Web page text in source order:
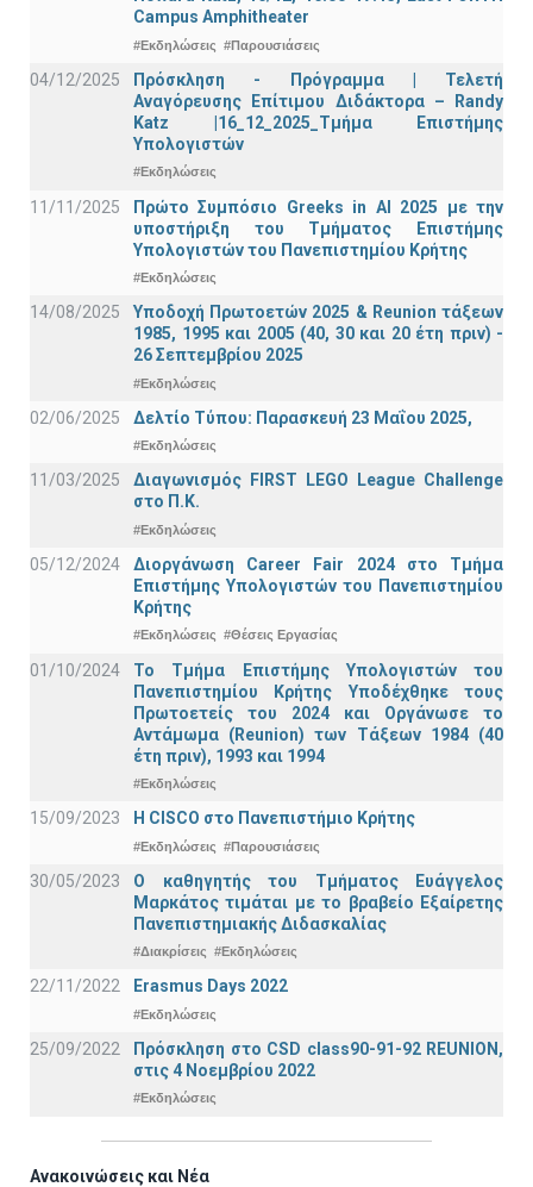
Campus Amphitheater
#Εκδηλώσεις #Παρουσιάσεις
04/12/2025
Πρόσκληση - Πρόγραμμα | Τελετή
Αναγόρευσης Επίτιμου Διδάκτορα – Randy
Katz |16_12_2025_Τμήμα Επιστήμης
Υπολογιστών
#Εκδηλώσεις
11/11/2025
Πρώτο Συμπόσιο Greeks in AI 2025 με την
υποστήριξη του Τμήματος Επιστήμης
Υπολογιστών του Πανεπιστημίου Κρήτης
#Εκδηλώσεις
14/08/2025
Υποδοχή Πρωτοετών 2025 & Reunion τάξεων
1985, 1995 και 2005 (40, 30 και 20 έτη πριν) -
26 Σεπτεμβρίου 2025
#Εκδηλώσεις
02/06/2025 Δελτίο Τύπου: Παρασκευή 23 Μαΐου 2025,
#Εκδηλώσεις
11/03/2025
Διαγωνισμός FIRST LEGO League Challenge
στο Π.Κ.
#Εκδηλώσεις
05/12/2024
Διοργάνωση Career Fair 2024 στο Τμήμα
Επιστήμης Υπολογιστών του Πανεπιστημίου
Κρήτης
#Εκδηλώσεις #Θέσεις Εργασίας
01/10/2024
Το Τμήμα Επιστήμης Υπολογιστών του
Πανεπιστημίου Κρήτης Υποδέχθηκε τους
Πρωτοετείς του 2024 και Οργάνωσε το
Αντάμωμα (Reunion) των Τάξεων 1984 (40
έτη πριν), 1993 και 1994
#Εκδηλώσεις
15/09/2023 Η CISCO στο Πανεπιστήμιο Κρήτης
#Εκδηλώσεις #Παρουσιάσεις
30/05/2023
Ο καθηγητής του Τμήματος Ευάγγελος
Μαρκάτος τιμάται με το βραβείο Εξαίρετης
Πανεπιστημιακής Διδασκαλίας
#Διακρίσεις #Εκδηλώσεις
22/11/2022 Erasmus Days 2022
#Εκδηλώσεις
25/09/2022
Πρόσκληση στο CSD class90-91-92 REUNION,
στις 4 Νοεμβρίου 2022
#Εκδηλώσεις
Ανακοινώσεις και Νέα